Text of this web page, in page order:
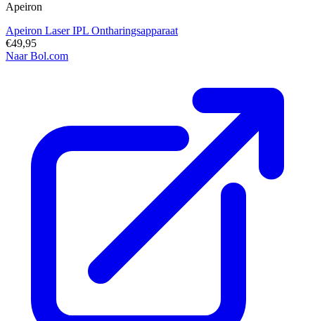
Apeiron
Apeiron Laser IPL Ontharingsapparaat
€49,95
Naar Bol.com